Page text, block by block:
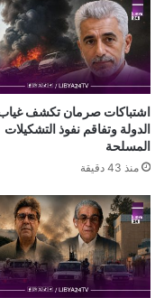
اشتباكات صرمان تكشف
الدولة وتفاقم نفوذ التشكيلات
المسلحة
منذ 43 دقيقة